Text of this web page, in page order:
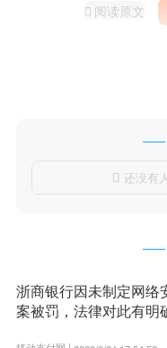
 阅读原文
 还没有
浙商银行因未制定网络
案被罚，法律对此有明